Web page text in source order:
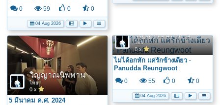
0 59 0 0
04 Aug 2026
วิญญาณนิพพาน
ไทย
0 x
5 มีนาคม ค.ศ. 2024
วิญญาณนิพพาน
ไทย
0 x
ไม่ได้อกหัก แค่รักข้างเดียว ·
Panudda Reungwoot
0 55 0 0
04 Aug 2026